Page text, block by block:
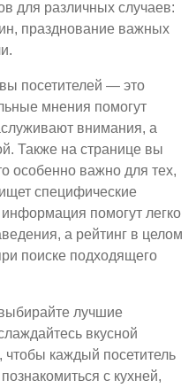
для различных случаев:
празднование важных
посетителей — это
мнения помогут
внимания, а
Также на странице вы
особенно важно для тех,
специфические
помогут легко
а рейтинг в целом
поиске подходящего
лучшие
вкусной
чтобы каждый посетитель
с кухней,